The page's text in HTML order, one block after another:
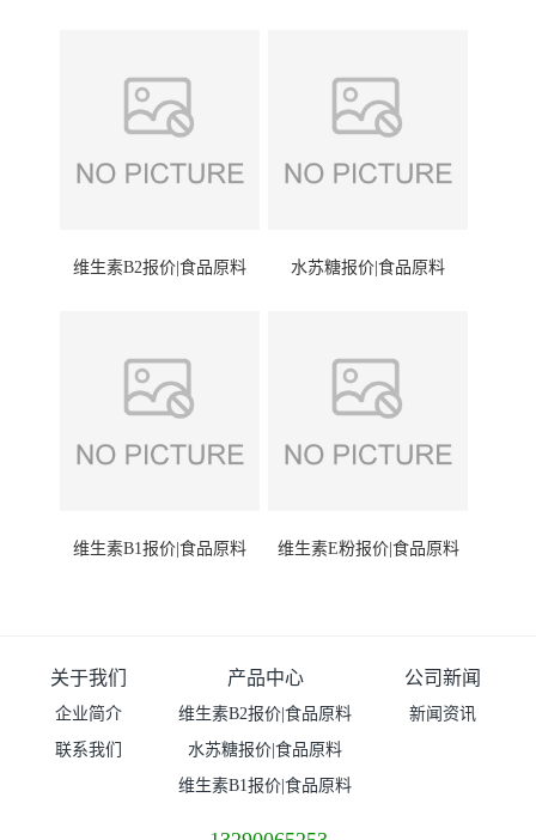
维生素B2报价|食品原料 水苏糖报价|食品原料
维生素B1报价|食品原料 维生素E粉报价|食品原料
关于我们
企业简介
联系我们
产品中心
维生素B2报价|食品原料
水苏糖报价|食品原料
维生素B1报价|食品原料
公司新闻
新闻资讯